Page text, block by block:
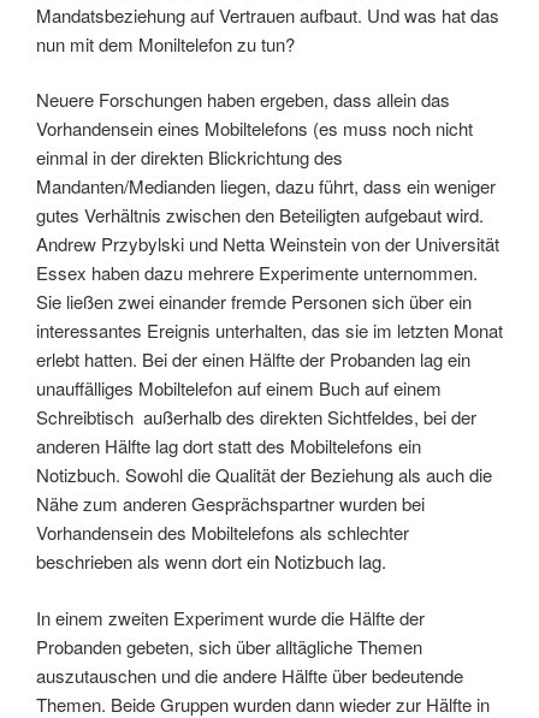
Mandatsbeziehung auf Vertrauen aufbaut. Und was hat das
nun mit dem Moniltelefon zu tun?
Neuere Forschungen haben ergeben, dass allein das
Vorhandensein eines Mobiltelefons (es muss noch nicht
einmal in der direkten Blickrichtung des
Mandanten/Medianden liegen, dazu führt, dass ein weniger
gutes Verhältnis zwischen den Beteiligten aufgebaut wird.
Andrew Przybylski und Netta Weinstein von der Universität
Essex haben dazu mehrere Experimente unternommen.
Sie ließen zwei einander fremde Personen sich über ein
interessantes Ereignis unterhalten, das sie im letzten Monat
erlebt hatten. Bei der einen Hälfte der Probanden lag ein
unauffälliges Mobiltelefon auf einem Buch auf einem
Schreibtisch außerhalb des direkten Sichtfeldes, bei der
anderen Hälfte lag dort statt des Mobiltelefons ein
Notizbuch. Sowohl die Qualität der Beziehung als auch die
Nähe zum anderen Gesprächspartner wurden bei
Vorhandensein des Mobiltelefons als schlechter
beschrieben als wenn dort ein Notizbuch lag.
In einem zweiten Experiment wurde die Hälfte der
Probanden gebeten, sich über alltägliche Themen
auszutauschen und die andere Hälfte über bedeutende
Themen. Beide Gruppen wurden dann wieder zur Hälfte in